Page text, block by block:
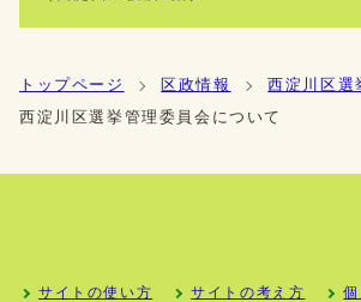
トップページ 区政情報
西淀川区選
西淀川区選挙管理委員会について
サイトの使い方 サイトの考え方